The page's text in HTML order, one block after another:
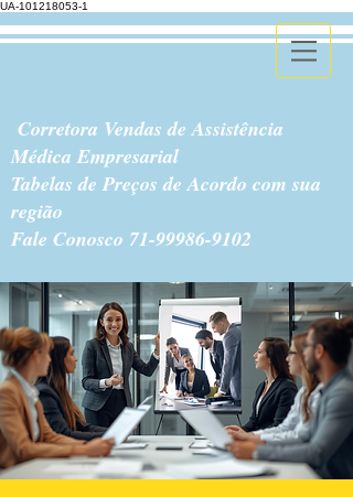
UA-101218053-1
Corretora Vendas de Assistência
Médica Empresarial
Tabelas de Preços de Acordo com sua
região
Fale Conosco 71-99986-9102